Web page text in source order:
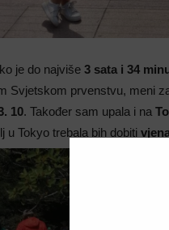
je do najviše 3 sata i 34
Svjetskom prvenstvu, meni
10. Također sam upala i na
u Tokyo trebala bih dobiti